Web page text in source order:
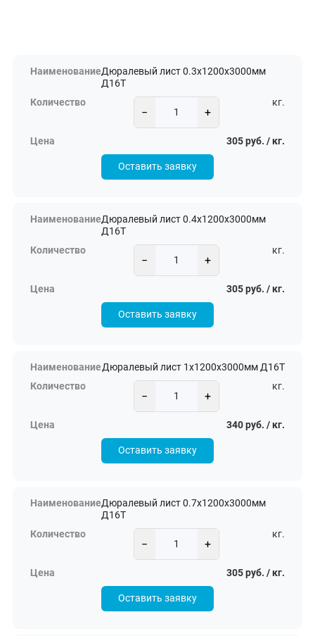
Дюралевый лист 0.3х1200х3000мм
Д16Т
− +
кг.
305 руб. / кг.
Оставить заявку
Дюралевый лист 0.4х1200х3000мм
Д16Т
− +
кг.
305 руб. / кг.
Оставить заявку
Дюралевый лист 1х1200х3000мм Д16Т
− +
кг.
340 руб. / кг.
Оставить заявку
Дюралевый лист 0.7х1200х3000мм
Д16Т
− +
кг.
305 руб. / кг.
Оставить заявку